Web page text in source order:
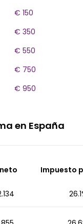
€ 150
€ 350
€ 550
€ 750
€ 950
en España
Impuesto